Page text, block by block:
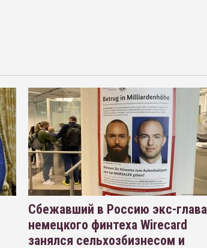
Сбежавший в Россию экс-глава
немецкого финтеха Wirecard
занялся сельхозбизнесом и